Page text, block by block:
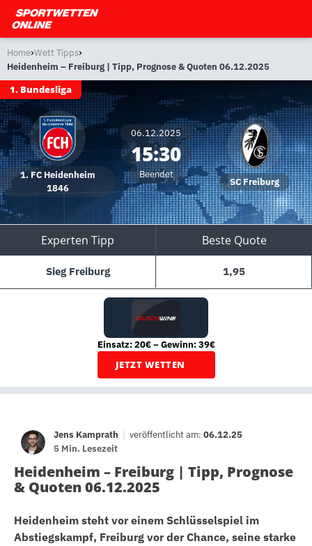
Home›Wett Tipps›
Heidenheim – Freiburg | Tipp, Prognose & Quoten 06.12.2025
1. Bundesliga
1. FC Heidenheim
1846
06.12.2025
15:30
Beendet
SC Freiburg
Experten Tipp Beste Quote
Sieg Freiburg 1,95
Einsatz: 20€ – Gewinn: 39€
JETZT WETTEN
Jens Kamprath | veröffentlicht am: 06.12.25
5 Min. Lesezeit
Heidenheim – Freiburg | Tipp, Prognose
& Quoten 06.12.2025
Heidenheim steht vor einem Schlüsselspiel im
Abstiegskampf, Freiburg vor der Chance, seine starke